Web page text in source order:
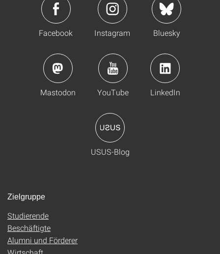
Facebook Instagram Bluesky
Mastodon YouTube LinkedIn
USUS-Blog
Zielgruppe
Studierende
Beschäftigte
Alumni und Förderer